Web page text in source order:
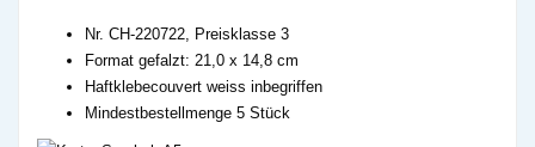
Nr. CH-220722, Preisklasse 3
Format gefalzt: 21,0 x 14,8 cm
Haftklebecouvert weiss inbegriffen
Mindestbestellmenge 5 Stück